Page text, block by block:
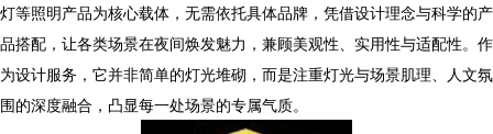
灯等照明产品为核心载体，无需依托具体品牌，凭借设计理念与科学的产
品搭配，让各类场景在夜间焕发魅力，兼顾美观性、实用性与适配性。作
为设计服务，它并非简单的灯光堆砌，而是注重灯光与场景肌理、人文氛
围的深度融合，凸显每一处场景的专属气质。